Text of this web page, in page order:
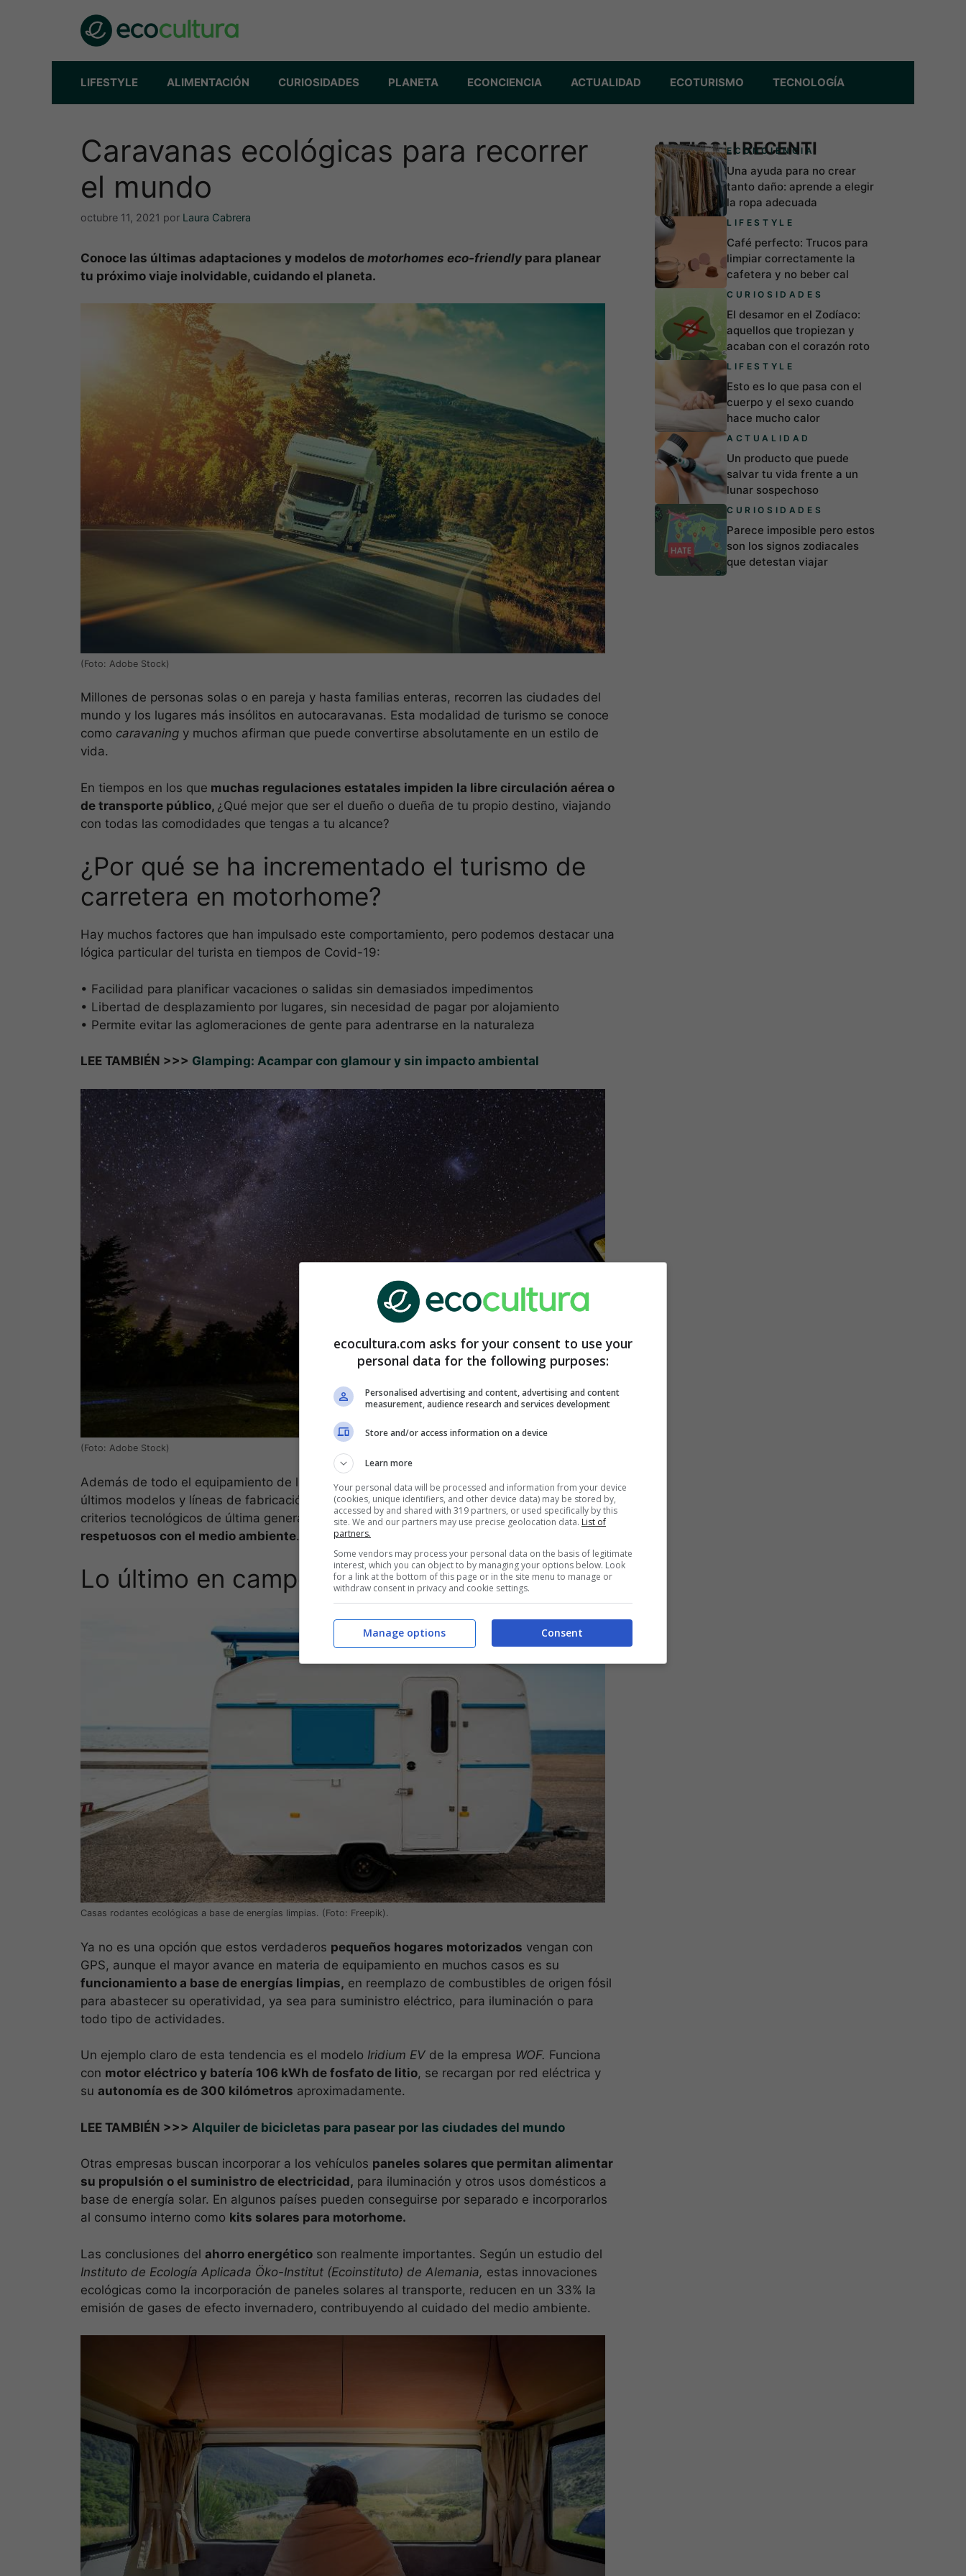
LIFESTYLE ALIMENTACIÓN CURIOSIDADES PLANETA ECONCIENCIA ACTUALIDAD ECOTURISMO TECNOLOGÍA
Caravanas ecológicas para recorrer
el mundo
octubre 11, 2021 por Laura Cabrera
Conoce las últimas adaptaciones y modelos de motorhomes eco-friendly para planear
tu próximo viaje inolvidable, cuidando el planeta.
(Foto: Adobe Stock)
Millones de personas solas o en pareja y hasta familias enteras, recorren las ciudades del
mundo y los lugares más insólitos en autocaravanas. Esta modalidad de turismo se conoce
como caravaning y muchos afirman que puede convertirse absolutamente en un estilo de
vida.
En tiempos en los que muchas regulaciones estatales impiden la libre circulación aérea o
de transporte público, ¿Qué mejor que ser el dueño o dueña de tu propio destino, viajando
con todas las comodidades que tengas a tu alcance?
¿Por qué se ha incrementado el turismo de
carretera en motorhome?
Hay muchos factores que han impulsado este comportamiento, pero podemos destacar una
lógica particular del turista en tiempos de Covid-19:
• Facilidad para planificar vacaciones o salidas sin demasiados impedimentos
• Libertad de desplazamiento por lugares, sin necesidad de pagar por alojamiento
• Permite evitar las aglomeraciones de gente para adentrarse en la naturaleza
LEE TAMBIÉN >>> Glamping: Acampar con glamour y sin impacto ambiental
(Foto: Adobe Stock)
Además de todo el equipamiento de lujo que podemos encontrar en estos transportes, los
últimos modelos y líneas de fabricación de marcas referentes en el rubro, están aplicando
criterios tecnológicos de última generación para que estosvehículos sean completamente
respetuosos con el medio ambiente.
Lo último en campers eco-friendly
Casas rodantes ecológicas a base de energías limpias. (Foto: Freepik).
Ya no es una opción que estos verdaderos pequeños hogares motorizados vengan con
GPS, aunque el mayor avance en materia de equipamiento en muchos casos es su
funcionamiento a base de energías limpias, en reemplazo de combustibles de origen fósil
para abastecer su operatividad, ya sea para suministro eléctrico, para iluminación o para
todo tipo de actividades.
Un ejemplo claro de esta tendencia es el modelo Iridium EV de la empresa WOF. Funciona
con motor eléctrico y batería 106 kWh de fosfato de litio, se recargan por red eléctrica y
su autonomía es de 300 kilómetros aproximadamente.
LEE TAMBIÉN >>> Alquiler de bicicletas para pasear por las ciudades del mundo
Otras empresas buscan incorporar a los vehículos paneles solares que permitan alimentar
su propulsión o el suministro de electricidad, para iluminación y otros usos domésticos a
base de energía solar. En algunos países pueden conseguirse por separado e incorporarlos
al consumo interno como kits solares para motorhome.
Las conclusiones del ahorro energético son realmente importantes. Según un estudio del
Instituto de Ecología Aplicada Öko-Institut (Ecoinstituto) de Alemania, estas innovaciones
ecológicas como la incorporación de paneles solares al transporte, reducen en un 33% la
emisión de gases de efecto invernadero, contribuyendo al cuidado del medio ambiente.
ARTICOLI RECENTI
ECONCIENCIA
Una ayuda para no crear
tanto daño: aprende a elegir
la ropa adecuada
LIFESTYLE
Café perfecto: Trucos para
limpiar correctamente la
cafetera y no beber cal
CURIOSIDADES
El desamor en el Zodíaco:
aquellos que tropiezan y
acaban con el corazón roto
LIFESTYLE
Esto es lo que pasa con el
cuerpo y el sexo cuando
hace mucho calor
ACTUALIDAD
Un producto que puede
salvar tu vida frente a un
lunar sospechoso
CURIOSIDADES
Parece imposible pero estos
son los signos zodiacales
que detestan viajar
ecocultura.com asks for your consent to use your
personal data for the following purposes:
Personalised advertising and content, advertising and content
measurement, audience research and services development
Store and/or access information on a device
Learn more
Your personal data will be processed and information from your device
(cookies, unique identifiers, and other device data) may be stored by,
accessed by and shared with 319 partners, or used specifically by this
site. We and our partners may use precise geolocation data. List of
partners.
Some vendors may process your personal data on the basis of legitimate
interest, which you can object to by managing your options below. Look
for a link at the bottom of this page or in the site menu to manage or
withdraw consent in privacy and cookie settings.
Consent
Manage options